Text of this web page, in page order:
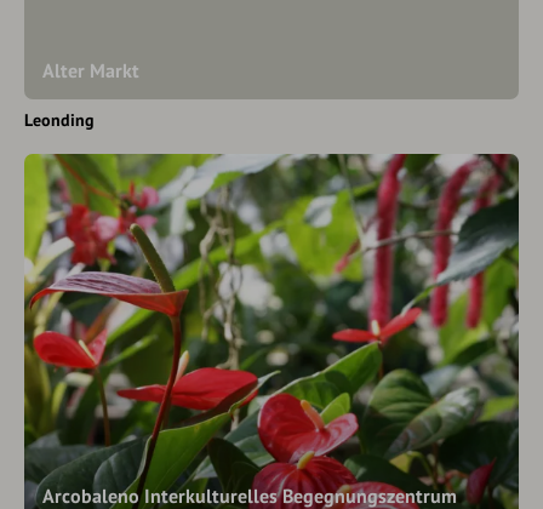
Alter Markt
Leonding
Arcobaleno Interkulturelles Begegnungszentrum